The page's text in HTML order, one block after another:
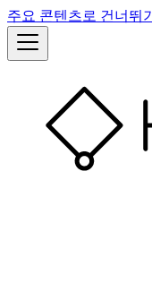
주요 콘텐츠로 건너뛰기